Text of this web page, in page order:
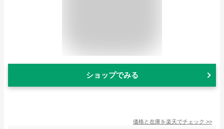
ショップでみる
価格と在庫を楽天でチェック >>